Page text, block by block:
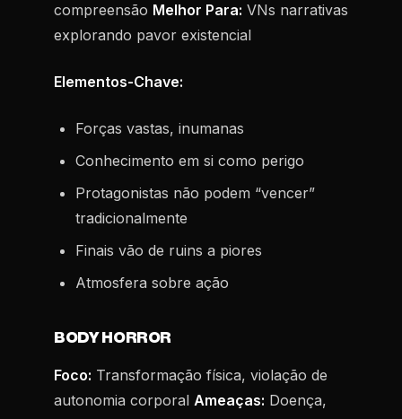
compreensão Melhor Para: VNs narrativas
explorando pavor existencial
Elementos-Chave:
Forças vastas, inumanas
Conhecimento em si como perigo
Protagonistas não podem “vencer”
tradicionalmente
Finais vão de ruins a piores
Atmosfera sobre ação
BODY HORROR
Foco: Transformação física, violação de
autonomia corporal Ameaças: Doença,